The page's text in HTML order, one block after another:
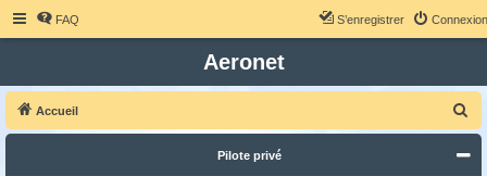
FAQ Connexion
S’enregistrer
Aeronet
Accueil
e
Pilote privé